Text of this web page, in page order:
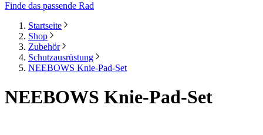
Finde das passende Rad
Startseite
Shop
Zubehör
Schutzausrüstung
NEEBOWS Knie-Pad-Set
NEEBOWS Knie-Pad-Set